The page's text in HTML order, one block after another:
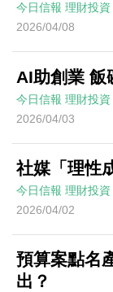
今日信報 理財投資
2026/04/08
AI助創業 飯
今日信報 理財投資
2026/04/03
社媒「理性
今日信報 理財投資
2026/04/02
預算案點名
出？